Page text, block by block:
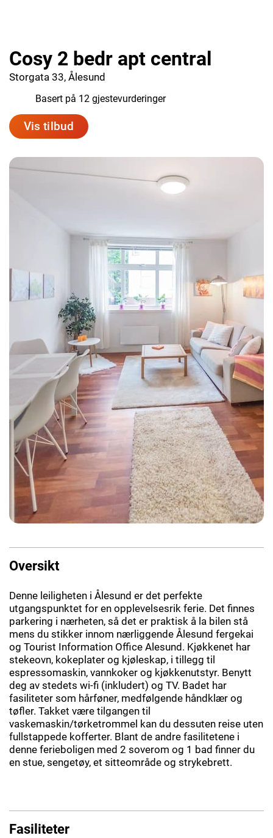
Cosy 2 bedr apt central
Storgata 33, Ålesund
Basert på 12 gjestevurderinger
Vis tilbud
Oversikt
Denne leiligheten i Ålesund er det perfekte
utgangspunktet for en opplevelsesrik ferie. Det finnes
parkering i nærheten, så det er praktisk å la bilen stå
mens du stikker innom nærliggende Ålesund fergekai
og Tourist Information Office Alesund. Kjøkkenet har
stekeovn, kokeplater og kjøleskap, i tillegg til
espressomaskin, vannkoker og kjøkkenutstyr. Benytt
deg av stedets wi-fi (inkludert) og TV. Badet har
fasiliteter som hårføner, medfølgende håndklær og
tøfler. Takket være tilgangen til
vaskemaskin/tørketrommel kan du dessuten reise uten
fullstappede kofferter. Blant de andre fasilitetene i
denne ferieboligen med 2 soverom og 1 bad finner du
en stue, sengetøy, et sitteområde og strykebrett.
Fasiliteter